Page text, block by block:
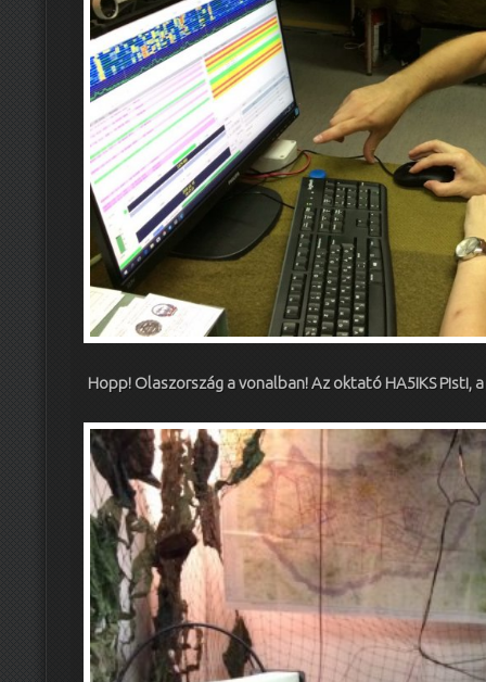
Hopp! Olaszország a vonalban! Az oktató HA5IKS Pisti,